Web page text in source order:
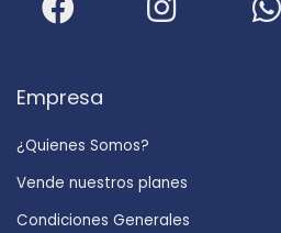
Empresa
¿Quienes Somos?
Vende nuestros planes
Condiciones Generales